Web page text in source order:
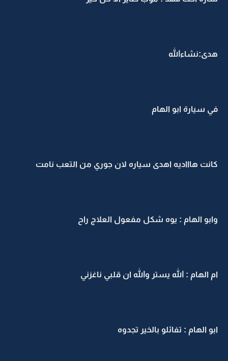
هدى:نشاءالله
في سيارة ابو الهام
كانت هاااديه اهدى سياره لان جوري من التعب نامت
وابو الهام : يوه شكل مفعول العلاج راح
ام الهام : الله يستر والله ان قلبي ناغزني
ابو الهام : تفائلو بالخير تجدوه